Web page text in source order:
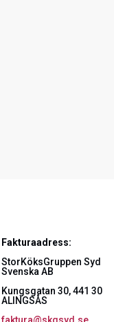
Fakturaadress:
StorKöksGruppen Syd
Svenska AB
Kungsgatan 30, 441 30
ALINGSÅS
faktura@skgsyd.se